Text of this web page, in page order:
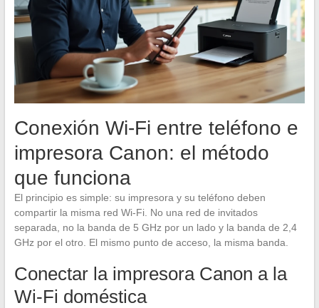
Conexión Wi-Fi entre teléfono e
impresora Canon: el método
que funciona
El principio es simple: su impresora y su teléfono deben
compartir la misma red Wi-Fi. No una red de invitados
separada, no la banda de 5 GHz por un lado y la banda de 2,4
GHz por el otro. El mismo punto de acceso, la misma banda.
Conectar la impresora Canon a la
Wi-Fi doméstica